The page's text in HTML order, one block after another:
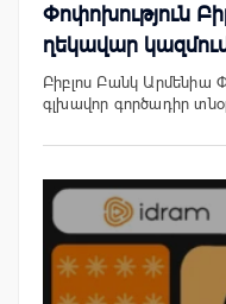
Փոփոխություն
ղեկավար
Բիբլոս Բանկ Արմենիա
գլխավոր գործադիր